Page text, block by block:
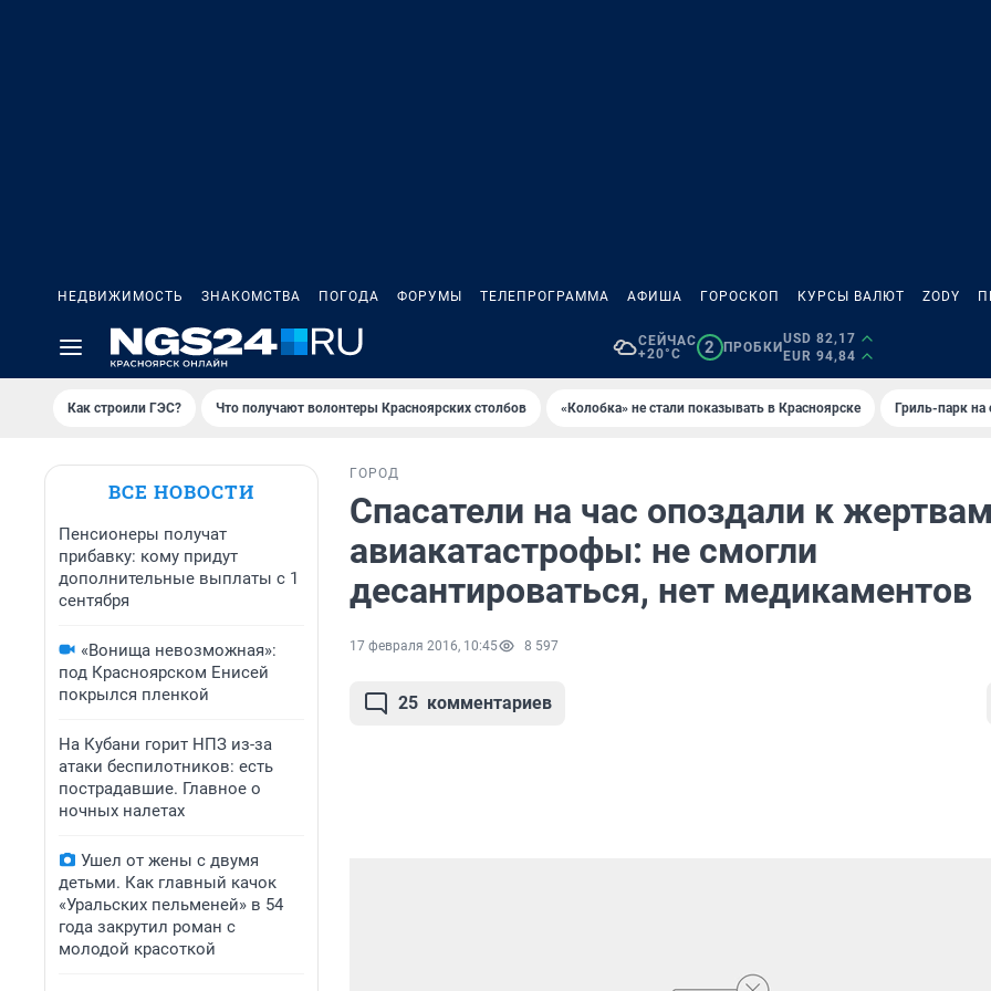
НЕДВИЖИМОСТЬ ЗНАКОМСТВА ПОГОДА ФОРУМЫ ТЕЛЕПРОГРАММА АФИША ГОРОСКОП КУРСЫ ВАЛЮТ ZODY
СЕЙЧАС
+20°C
2 ПРОБКИ
USD 82,17
EUR 94,84
Как строили ГЭС? Что получают волонтеры Красноярских столбов «Колобка» не стали показывать в Красноярске Гриль-парк на
ВСЕ НОВОСТИ
Пенсионеры получат
прибавку: кому придут
дополнительные выплаты с 1
сентября
«Вонища невозможная»:
под Красноярском Енисей
покрылся пленкой
На Кубани горит НПЗ из-за
атаки беспилотников: есть
пострадавшие. Главное о
ночных налетах
Ушел от жены с двумя
детьми. Как главный качок
«Уральских пельменей» в 54
года закрутил роман с
молодой красоткой
ГОРОД
Спасатели на час опоздали к
авиакатастрофы: не смогли
десантироваться, нет медикаментов
17 февраля 2016, 10:45 8 597
25 комментариев